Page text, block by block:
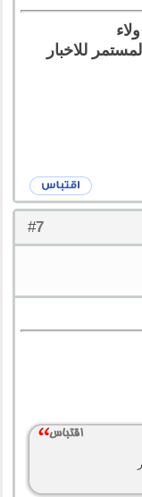
للاخبار
#
7